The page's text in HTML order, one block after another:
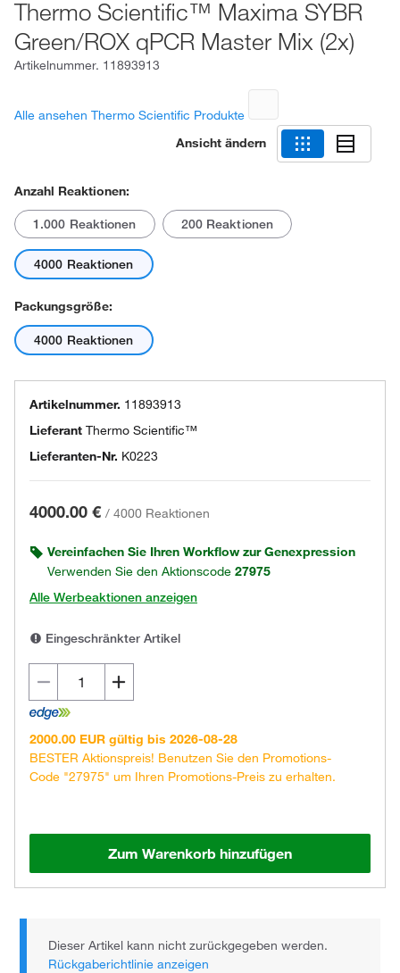
Thermo Scientific™ Maxima SYBR
Green/ROX qPCR Master Mix (2x)
Artikelnummer. 11893913
Alle ansehen Thermo Scientific Produkte
Ansicht ändern
Anzahl Reaktionen:
1.000 Reaktionen 200 Reaktionen
4000 Reaktionen
Packungsgröße:
4000 Reaktionen
Artikelnummer. 11893913
Lieferant Thermo Scientific™
Lieferanten-Nr. K0223
4000.00 € / 4000 Reaktionen
Vereinfachen Sie Ihren Workflow zur Genexpression
Verwenden Sie den Aktionscode 27975
Alle Werbeaktionen anzeigen
Eingeschränkter Artikel
2000.00 EUR gültig bis 2026-08-28
BESTER Aktionspreis! Benutzen Sie den Promotions-
Code "27975" um Ihren Promotions-Preis zu erhalten.
Zum Warenkorb hinzufügen
Dieser Artikel kann nicht zurückgegeben werden.
Rückgaberichtlinie anzeigen